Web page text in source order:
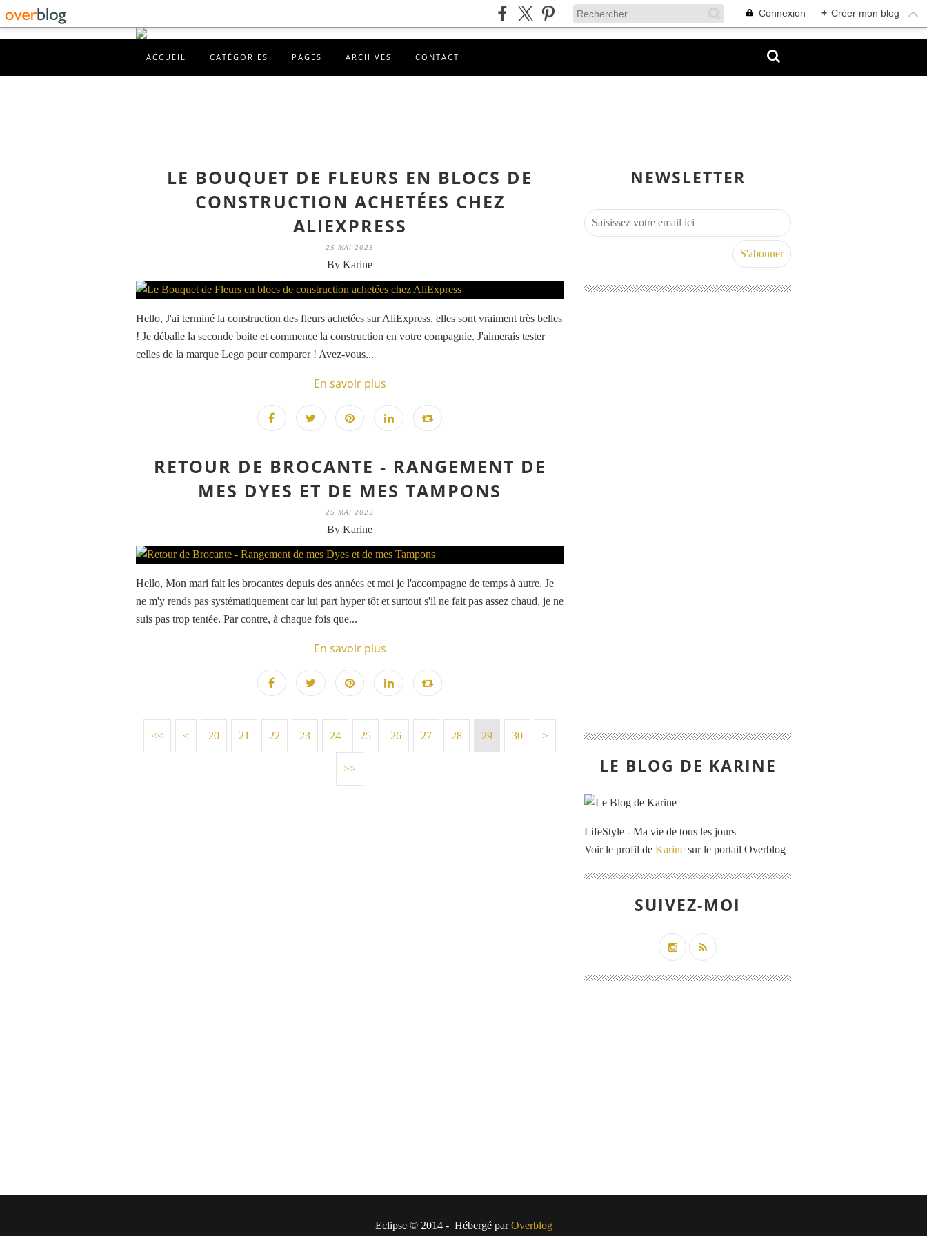
Connexion + Créer mon blog
ACCUEIL CATÉGORIES PAGES ARCHIVES CONTACT
LE BOUQUET DE FLEURS EN BLOCS DE
CONSTRUCTION ACHETÉES CHEZ
ALIEXPRESS
25 MAI 2023
By Karine
Hello, J'ai terminé la construction des fleurs achetées sur AliExpress, elles sont vraiment très belles
! Je déballe la seconde boite et commence la construction en votre compagnie. J'aimerais tester
celles de la marque Lego pour comparer ! Avez-vous...
En savoir plus
RETOUR DE BROCANTE - RANGEMENT DE
MES DYES ET DE MES TAMPONS
25 MAI 2023
By Karine
Hello, Mon mari fait les brocantes depuis des années et moi je l'accompagne de temps à autre. Je
ne m'y rends pas systématiquement car lui part hyper tôt et surtout s'il ne fait pas assez chaud, je ne
suis pas trop tentée. Par contre, à chaque fois que...
En savoir plus
<< < 10
20 21 22 23 24 25 26 27 28 29 30 40
50
60
70
80
90
100
200
>
>>
NEWSLETTER
LE BLOG DE KARINE
LifeStyle - Ma vie de tous les jours
Voir le profil de Karine sur le portail Overblog
SUIVEZ-MOI
Eclipse © 2014 - Hébergé parOverblog